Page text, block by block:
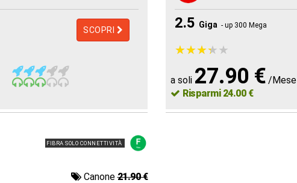
SCOPRI 2.5 Giga - up 300 Mega
★★★★★
★★★★★
a soli 27.90 € /Mese
Risparmi 24.00 €
FIBRA SOLO CONNETTIVITÀ
Canone21.90 €